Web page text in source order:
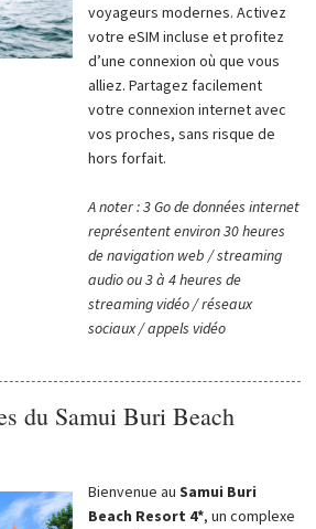
voyageurs modernes. Activez
votre eSIM incluse et profitez
d’une connexion où que vous
alliez. Partagez facilement
votre connexion internet avec
vos proches, sans risque de
hors forfait.
A noter : 3 Go de données internet
représentent environ 30 heures
de navigation web / streaming
audio ou 3 à 4 heures de
streaming vidéo / réseaux
sociaux / appels vidéo
du Samui Buri Beach
Bienvenue au Samui Buri
Beach Resort 4*, un complexe